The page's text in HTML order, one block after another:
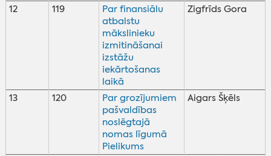
12 119
Par finansiālu
atbalstu
mākslinieku
izmitināšanai
izstāžu
iekārtošanas
laikā
Zigfrīds Gora
13 120
Par grozījumiem
pašvaldības
noslēgtajā
nomas līgumā
Pielikums
Aigars Šķēls